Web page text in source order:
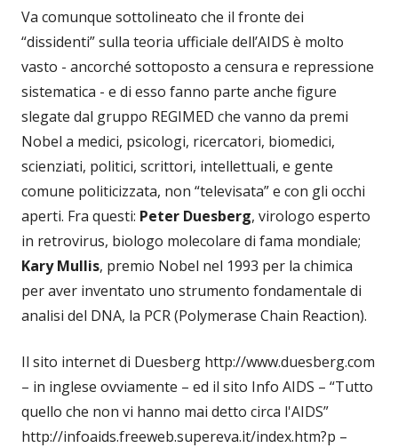
Va comunque sottolineato che il fronte dei
“dissidenti” sulla teoria ufficiale dell’AIDS è molto
vasto - ancorché sottoposto a censura e repressione
sistematica - e di esso fanno parte anche figure
slegate dal gruppo REGIMED che vanno da premi
Nobel a medici, psicologi, ricercatori, biomedici,
scienziati, politici, scrittori, intellettuali, e gente
comune politicizzata, non “televisata” e con gli occhi
aperti. Fra questi: Peter Duesberg, virologo esperto
in retrovirus, biologo molecolare di fama mondiale;
Kary Mullis, premio Nobel nel 1993 per la chimica
per aver inventato uno strumento fondamentale di
analisi del DNA, la PCR (Polymerase Chain Reaction).
Il sito internet di Duesberg http://www.duesberg.com
– in inglese ovviamente – ed il sito Info AIDS – “Tutto
quello che non vi hanno mai detto circa l'AIDS”
http://infoaids.freeweb.supereva.it/index.htm?p –